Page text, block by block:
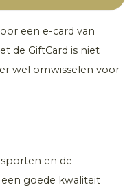
een e-card van
de GiftCard is niet
wel omwisselen voor
en de
goede kwaliteit